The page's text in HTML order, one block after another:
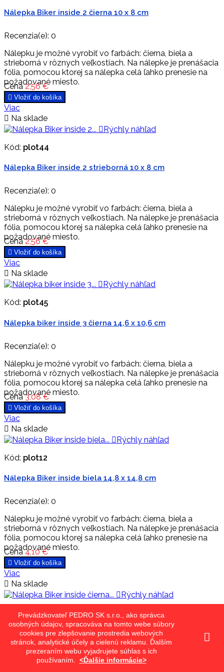
Nálepka Biker inside 2 čierna 10 x 8 cm
Recenzia(e): 0
Nálepku je možné vyrobiť vo farbách: čierna, biela a
strieborná v rôznych veľkostiach. Na nálepke je prenášacia
fólia, pomocou ktorej sa nálepka celá ľahko prenesie na
požadované miesto.
Cena 2,56 €
 Vložiť do košíka
Viac
 Na sklade
Rýchly náhľad
Kód: plot44
Nálepka Biker inside 2 strieborná 10 x 8 cm
Recenzia(e): 0
Nálepku je možné vyrobiť vo farbách: čierna, biela a
strieborná v rôznych veľkostiach. Na nálepke je prenášacia
fólia, pomocou ktorej sa nálepka celá ľahko prenesie na
požadované miesto.
Cena 2,56 €
 Vložiť do košíka
Viac
 Na sklade
Rýchly náhľad
Kód: plot45
Nálepka biker inside 3 čierna 14,6 x 10,6 cm
Recenzia(e): 0
Nálepku je možné vyrobiť vo farbách: čierna, biela a
strieborná v rôznych veľkostiach. Na nálepke je prenášacia
fólia, pomocou ktorej sa nálepka celá ľahko prenesie na
požadované miesto.
Cena 3,08 €
 Vložiť do košíka
Viac
 Na sklade
Rýchly náhľad
Kód: plot12
Nálepka Biker inside biela 14,8 x 14,8 cm
Recenzia(e): 0
Nálepku je možné vyrobiť vo farbách: čierna, biela a
strieborná v rôznych veľkostiach. Na nálepke je prenášacia
fólia, pomocou ktorej sa nálepka celá ľahko prenesie na
požadované miesto.
Cena 4,10 €
 Vložiť do košíka
Viac
 Na sklade
Rýchly náhľad
Kód:plot11
Nálepka Biker inside čierna 14,8 x 14,8 cm
Recenzia(e):0
Prevádzkovateľ PEDRO SK s.r.o., ako správca
osobných údajov, spracováva na tomto webe súbory
cookies pre zlepšovanie prostredia webových
stránok, analytické účely a cielenú reklamu. Ďalším
prezeraním webu vyjadrujete súhlas s ich
používaním. <Ďalšie informácie>